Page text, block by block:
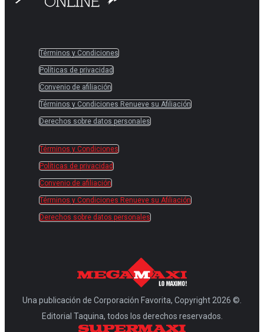
Términos y Condiciones
Políticas de privacidad
Convenio de afiliación
Términos y Condiciones Renueve su Afiliación
Derechos sobre datos personales
Términos y Condiciones
Políticas de privacidad
Convenio de afiliación
Términos y Condiciones Renueve su Afiliación
Derechos sobre datos personales
Una publicación de Corporación Favorita, Copyright 2026 ©.
Editorial Taquina, todos los derechos reservados.